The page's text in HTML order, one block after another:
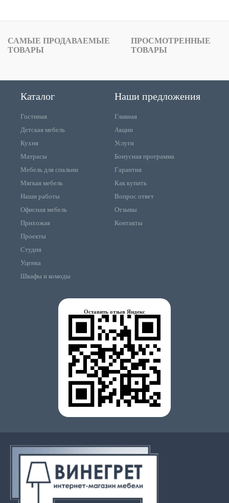
САМЫЕ ПРОДАВАЕМЫЕ
ТОВАРЫ
ПРОСМОТРЕННЫЕ
ТОВАРЫ
Каталог
Гостиная
Детская мебель
Кухня
Матрасы
Мебель для спальни
Мягкая мебель
Наши работы
Офисная мебель
Прихожая
Проекты
Студия
Уценка
Шкафы и комоды
Наши предложения
Главная
Акции
Услуги
Бонусная программа
Гарантия
Как купить
Вопрос ответ
Отзывы
Контакты
Оставить отзыв Яндекс